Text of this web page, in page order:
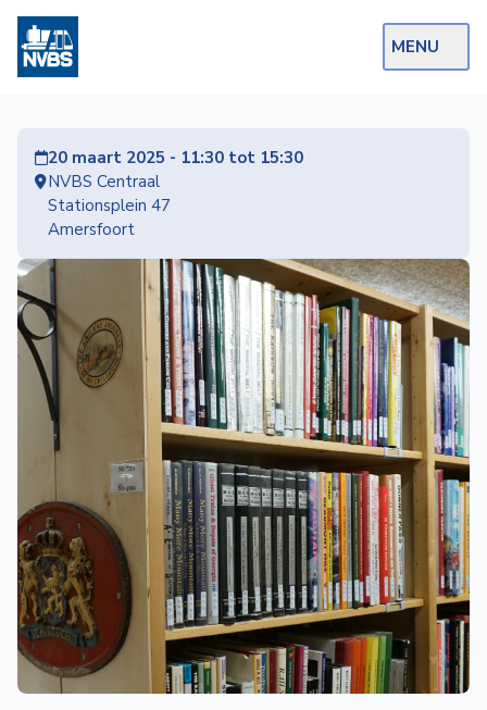
MENU
Op de Rails
NVBS Actueel
Afdelingen
Excursies
Actueel
aanbod
de
NVBS
Wegwijzer
Mijn
NVBS
20 maart 2025 - 11:30 tot 15:30
NVBS Centraal
Stationsplein 47
Amersfoort